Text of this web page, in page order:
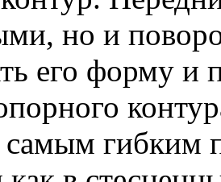
но и
его форму и
гибким